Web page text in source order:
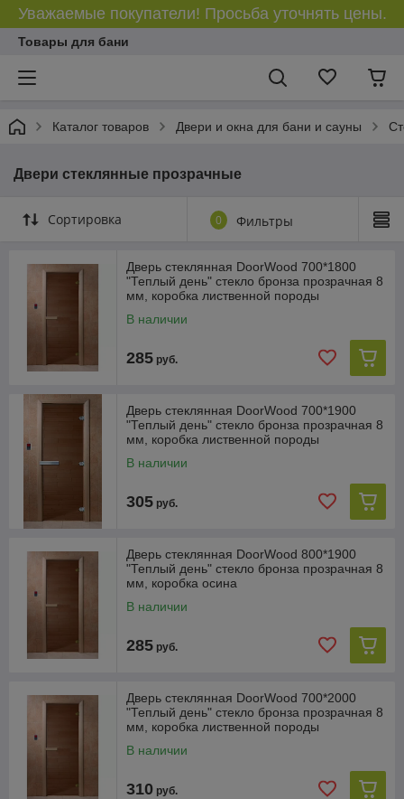
Уважаемые покупатели! Просьба уточнять цены.
Товары для бани
Каталог товаров Двери и окна для бани и сауны
Двери стеклянные прозрачные
Сортировка 0 Фильтры
Дверь стеклянная DoorWood 700*1800
"Теплый день" стекло бронза прозрачная 8
мм, коробка лиственной породы
В наличии
285 руб.
Дверь стеклянная DoorWood 700*1900
"Теплый день" стекло бронза прозрачная 8
мм, коробка лиственной породы
В наличии
305 руб.
Дверь стеклянная DoorWood 800*1900
"Теплый день" стекло бронза прозрачная 8
мм, коробка осина
В наличии
285 руб.
Дверь стеклянная DoorWood 700*2000
"Теплый день" стекло бронза прозрачная 8
мм, коробка лиственной породы
В наличии
310 руб.